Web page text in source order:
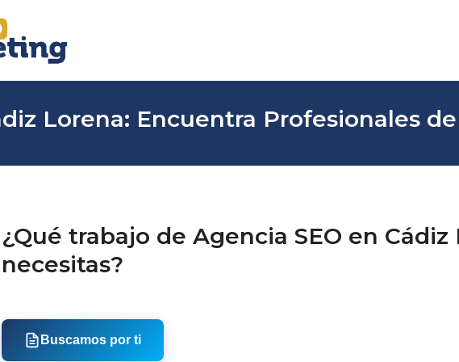
Lorena: Encuentra Profesionales
¿Qué trabajo de Agencia SEO en Cádiz
necesitas?
Buscamos por ti